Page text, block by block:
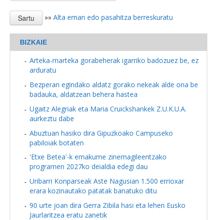
»» Alta eman edo pasahitza berreskuratu
BIZKAIE
Arteka-marteka gorabeherak igarriko badozuez be, ez
arduratu
Bezperan egindako aldatz gorako nekeak alde ona be
badauka, aldatzean behera hastea
Ugaitz Alegriak eta Maria Cruickshankek Z.U.K.U.A.
aurkeztu dabe
Abuztuan hasiko dira Gipuzkoako Campuseko
pabiloiak botaten
'Etxe Betea'-k emakume zinemagileentzako
programen 2027ko deialdia edegi dau
Uribarri Konparseak Aste Nagusian 1.500 errioxar
erara kozinautako patatak banatuko ditu
90 urte joan dira Gerra Zibila hasi eta lehen Eusko
Jaurlaritzea eratu zanetik